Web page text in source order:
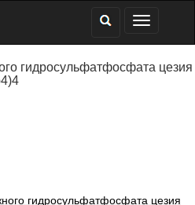
гидросульфатфосфата цезия